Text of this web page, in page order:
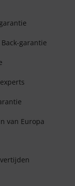
garantie
van Europa